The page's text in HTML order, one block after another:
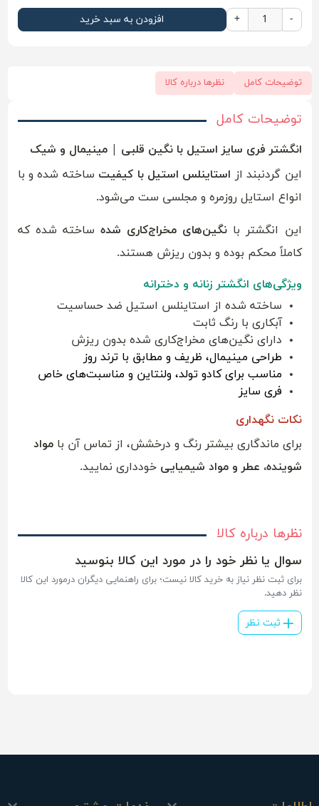
-
+ افزودن به سبد خرید
توضیحات کامل نظرها درباره کالا
توضیحات کامل
انگشتر فری سایز استیل با نگین قلبی | مینیمال و شیک
این گردنبند از استاینلس استیل با کیفیت ساخته شده و با
انواع استایل روزمره و مجلسی ست می‌شود.
این انگشتر با نگین‌های مخراج‌کاری شده ساخته شده که
کاملاً محکم بوده و بدون ریزش هستند.
ویژگی‌های انگشتر زنانه و دخترانه
ساخته شده از استاینلس استیل ضد حساسیت
آبکاری با رنگ ثابت
دارای نگین‌های مخراج‌کاری شده بدون ریزش
طراحی مینیمال، ظریف و مطابق با ترند روز
مناسب برای کادو تولد، ولنتاین و مناسبت‌های خاص
فری سایز
نکات نگهداری
برای ماندگاری بیشتر رنگ و درخشش، از تماس آن بامواد
شوینده، عطر و مواد شیمیایی خودداری نمایید.
نظرها درباره کالا
سوال یا نظر خود را در مورد این کالا بنوسید
برای ثبت نظر نیاز به خرید کالا نیست؛ برای راهنمایی دیگران درمورد این کالا
نظر دهید.
ثبت نظر